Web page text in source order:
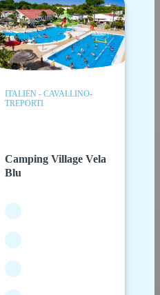
ITALIEN - CAVALLINO-
TREPORTI
Camping Village Vela
Blu